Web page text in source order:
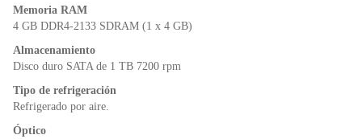
Memoria RAM
4 GB DDR4-2133 SDRAM (1 x 4 GB)
Almacenamiento
Disco duro SATA de 1 TB 7200 rpm
Tipo de refrigeración
Refrigerado por aire.
Óptico